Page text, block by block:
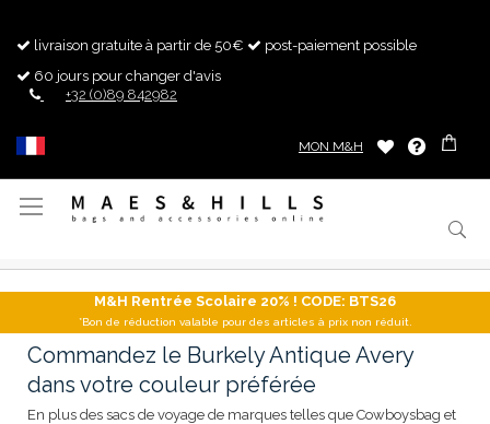
livraison gratuite à partir de 50€
post-paiement possible
60 jours pour changer d'avis
+32 (0)89 842982
MON M&H
Basculer
M&H Rentrée Scolaire 20% ! CODE: BTS26
*Bon de réduction valable pour des articles à prix non réduit.
Commandez le Burkely Antique Avery
dans votre couleur préférée
En plus des sacs de voyage de marques telles que Cowboysbag et